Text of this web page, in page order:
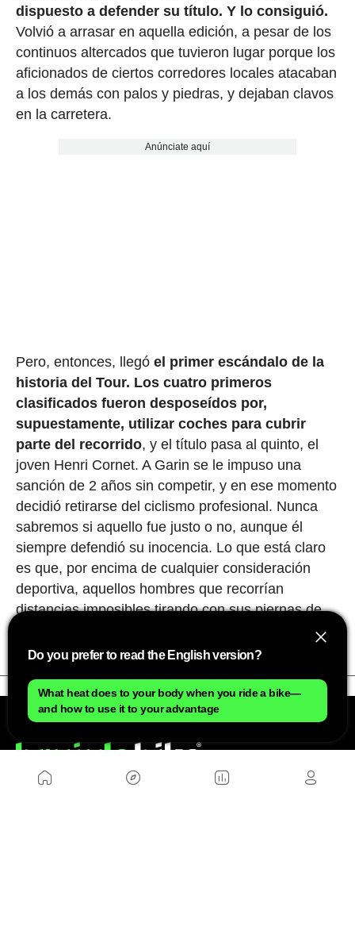
dispuesto a defender su título. Y lo consiguió.
Volvió a arrasar en aquella edición, a pesar de los
continuos altercados que tuvieron lugar porque los
aficionados de ciertos corredores locales atacaban
a los demás con palos y piedras, y dejaban clavos
en la carretera.
Anúnciate aquí
Pero, entonces, llegó el primer escándalo de la
historia del Tour. Los cuatro primeros
clasificados fueron desposeídos por,
supuestamente, utilizar coches para cubrir
parte del recorrido, y el título pasa al quinto, el
joven Henri Cornet. A Garin se le impuso una
sanción de 2 años sin competir, y en ese momento
decidió retirarse del ciclismo profesional. Nunca
sabremos si aquello fue justo o no, aunque él
siempre defendió su inocencia. Lo que está claro
es que, por encima de cualquier consideración
deportiva, aquellos hombres que recorrían
distancias imposibles tirando con sus piernas de
Do you prefer to read the English version?
What heat does to your body when you ride a bike—
and how to use it to your advantage